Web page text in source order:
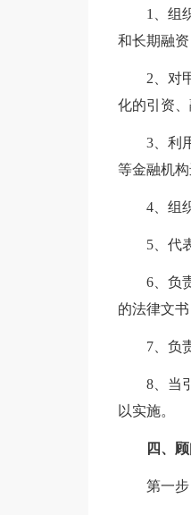
1、组织
和长期融
2、对甲
化的引资
3、利用
等金融机
4、组织
5、代表
6、负责
的法律文
7、负责
8、当引
以实施。
四、顾
第一步：